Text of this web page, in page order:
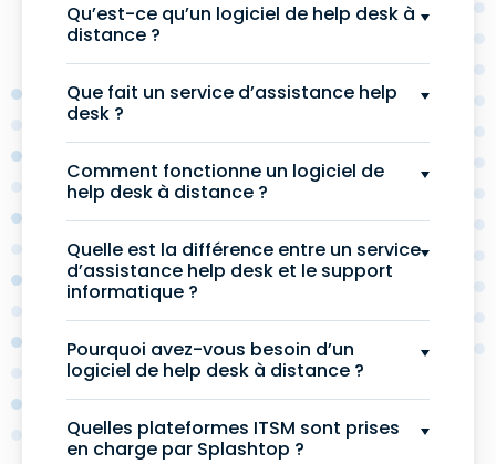
Qu’est-ce qu’un logiciel de help desk à
distance ?
Que fait un service d’assistance help
desk ?
Comment fonctionne un logiciel de
help desk à distance ?
Quelle est la différence entre un service
d’assistance help desk et le support
informatique ?
Pourquoi avez-vous besoin d’un
logiciel de help desk à distance ?
Quelles plateformes ITSM sont prises
en charge par Splashtop ?